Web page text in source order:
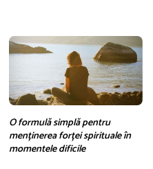
O formulă simplă pentru
menținerea forței spirituale în
momentele dificile